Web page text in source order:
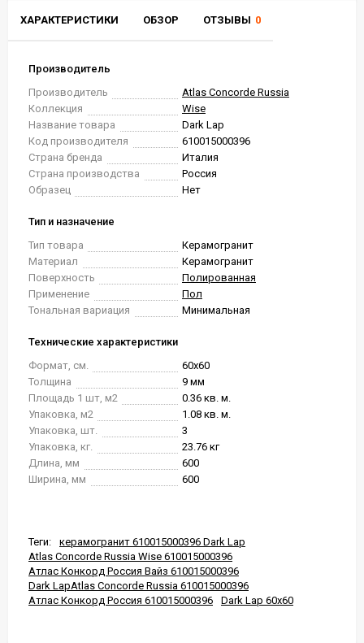
ХАРАКТЕРИСТИКИ ОБЗОР ОТЗЫВЫ 0
Производитель
Производитель
Atlas Concorde Russia
Коллекция
Wise
Название товара
Dark Lap
Код производителя
610015000396
Страна бренда
Италия
Страна производства
Россия
Образец
Нет
Тип и назначение
Тип товара
Керамогранит
Материал
Керамогранит
Поверхность
Полированная
Применение
Пол
Тональная вариация
Минимальная
Технические характеристики
Формат, см.
60x60
Толщина
9 мм
Площадь 1 шт, м2
0.36 кв. м.
Упаковка, м2
1.08 кв. м.
Упаковка, шт.
3
Упаковка, кг.
23.76 кг
Длина, мм
600
Ширина, мм
600
Теги:
керамогранит 610015000396 Dark Lap
Atlas Concorde Russia Wise 610015000396
Атлас Конкорд Россия Вайз 610015000396
Dark LapAtlas Concorde Russia 610015000396
Атлас Конкорд Россия 610015000396
Dark Lap 60x60